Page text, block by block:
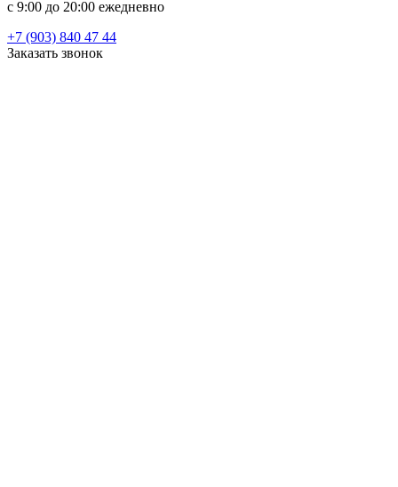
c 9:00 до 20:00 ежедневно
+7 (903) 840 47 44
Заказать звонок